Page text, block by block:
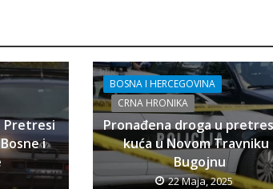
Pretresi
i
BOSNA I HERCEGOVINA
CRNA HRONIKA
Pronađena droga u
kuća u Novom Travniku
Bugojnu
22 Maja, 2025